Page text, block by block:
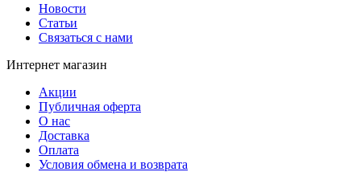
Новости
Статьи
Связаться с нами
Интернет магазин
Акции
Публичная оферта
О нас
Доставка
Оплата
Условия обмена и возврата